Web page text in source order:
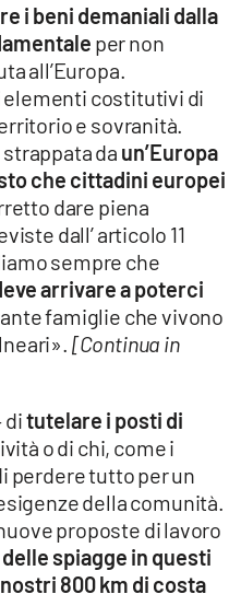
i beni demaniali dalla
per non
all’Europa.
elementi costitutivi di
e sovranità.
da un’Europa
che cittadini europei
dare piena
dall’ articolo 11
sempre che
arrivare a poterci
famiglie che vivono
[Continua in
ditutelare i posti di
o di chi, come i
perdere tutto per un
della comunità.
proposte di lavoro
spiagge in questi
800 km di costa